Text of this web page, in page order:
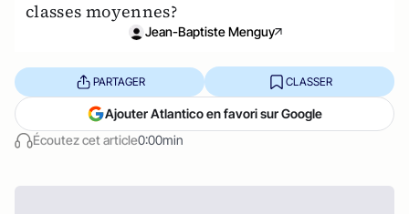
classes moyennes?
Jean-Baptiste Menguy
Écoutez cet article0:00min
PARTAGER CLASSER
Ajouter Atlantico en favori sur Google